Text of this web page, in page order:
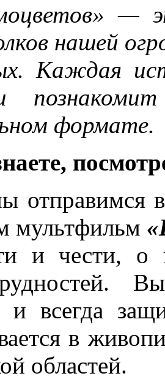
—
нашей
Каждая
формате.
отправимся
мультфильм
и чести, о
и всегда
в
областей.